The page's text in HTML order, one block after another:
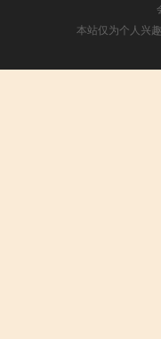
本站仅为个人兴